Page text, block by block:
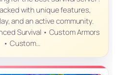
with unique features,
and an active community.
Survival • Custom Armors
• Custom…